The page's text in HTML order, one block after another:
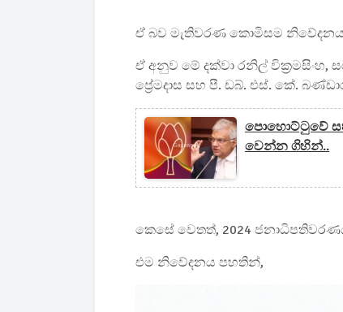
ඒ බව මැතිවරණ කොමිසම
ඒ අනුව මේ දක්වා රනිල්
ප්‍රේමදාස සහ පී. ඩබ්. එස්. කේ.
පොහොට්ටුවේ
වෙන්න ගිහින්..
කෙසේ වෙතත්, 2024
එම නිවේදනය පහතින්,